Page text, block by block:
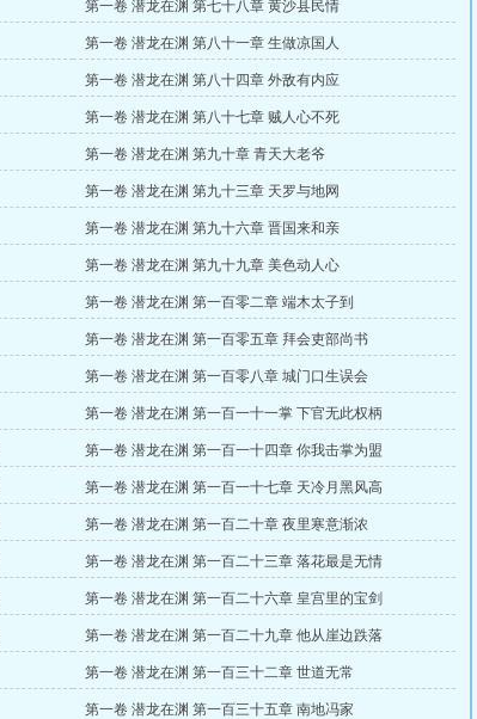
第一卷 潜龙在渊 第七十八章 黄沙县民情
第一卷 潜龙在渊 第八十一章 生做凉国人
第一卷 潜龙在渊 第八十四章 外敌有内应
第一卷 潜龙在渊 第八十七章 贼人心不死
第一卷 潜龙在渊 第九十章 青天大老爷
第一卷 潜龙在渊 第九十三章 天罗与地网
第一卷 潜龙在渊 第九十六章 晋国来和亲
第一卷 潜龙在渊 第九十九章 美色动人心
第一卷 潜龙在渊 第一百零二章 端木太子到
第一卷 潜龙在渊 第一百零五章 拜会吏部尚书
第一卷 潜龙在渊 第一百零八章 城门口生误会
第一卷 潜龙在渊 第一百一十一掌 下官无此权柄
第一卷 潜龙在渊 第一百一十四章 你我击掌为盟
第一卷 潜龙在渊 第一百一十七章 天冷月黑风高
第一卷 潜龙在渊 第一百二十章 夜里寒意渐浓
第一卷 潜龙在渊 第一百二十三章 落花最是无情
第一卷 潜龙在渊 第一百二十六章 皇宫里的宝剑
第一卷 潜龙在渊 第一百二十九章 他从崖边跌落
第一卷 潜龙在渊 第一百三十二章 世道无常
第一卷 潜龙在渊 第一百三十五章 南地冯家